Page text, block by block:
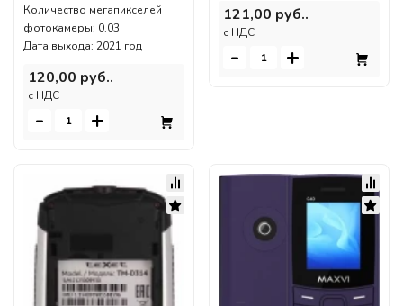
Количество мегапикселей
фотокамеры: 0.03
Дата выхода: 2021 год
120,00 руб..
c НДС
- +
121,00 руб..
c НДС
- +